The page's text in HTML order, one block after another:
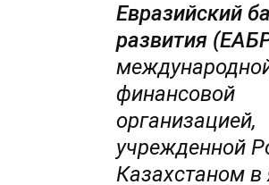
Евразийский
развития
финансовой
организацией,
учрежденной
Казахстаном в